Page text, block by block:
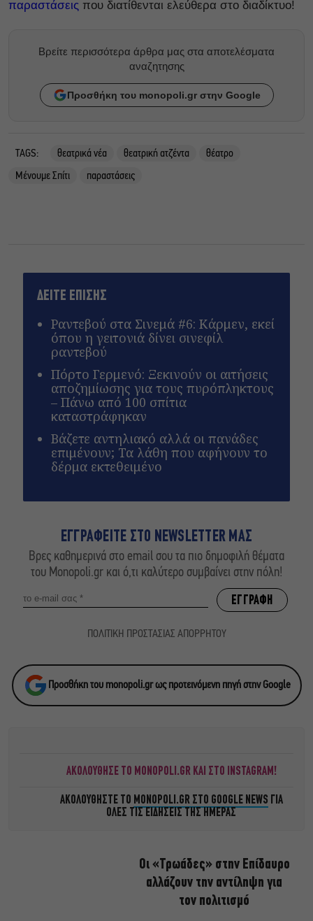
παραστάσεις που διατίθενται ελεύθερα στο διαδίκτυο!
Βρείτε περισσότερα άρθρα μας στα αποτελέσματα
αναζητησης
Προσθήκη του monopoli.gr στην Google
TAGS: θεατρικά νέα θεατρική ατζέντα
θέατρο
Μένουμε Σπίτι
παραστάσεις
ΔΕΙΤΕ ΕΠΙΣΗΣ
Ραντεβού στα Σινεμά #6: Κάρμεν, εκεί
όπου η γειτονιά δίνει σινεφίλ
ραντεβού
Πόρτο Γερμενό: Ξεκινούν οι αιτήσεις
αποζημίωσης για τους πυρόπληκτους
– Πάνω από 100 σπίτια
καταστράφηκαν
Βάζετε αντηλιακό αλλά οι πανάδες
επιμένουν; Τα λάθη που αφήνουν το
δέρμα εκτεθειμένο
ΕΓΓΡΑΦΕΙΤΕ ΣΤΟ NEWSLETTER ΜΑΣ
Βρες καθημερινά στο email σου τα πιο δημοφιλή θέματα
του Monopoli.gr και ό,τι καλύτερο συμβαίνει στην πόλη!
ΠΟΛΙΤΙΚΗ ΠΡΟΣΤΑΣΙΑΣ ΑΠΟΡΡΗΤΟΥ
Προσθήκη του monopoli.gr ως προτεινόμενη πηγή στην Google
ΑΚΟΛΟΥΘΗΣΕ ΤΟ MONOPOLI.GR ΚΑΙ ΣΤΟ INSTAGRAM!
ΑΚΟΛΟΥΘΗΣΤΕ ΤΟ MONOPOLI.GR ΣΤΟ GOOGLE NEWS ΓΙΑ
ΟΛΕΣ ΤΙΣ ΕΙΔΗΣΕΙΣ ΤΗΣ ΗΜΕΡΑΣ
Οι «Τρωάδες» στην Επίδαυρο
αλλάζουν την αντίληψη για
τον πολιτισμό